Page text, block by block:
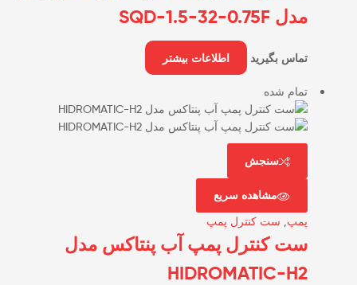
مدل SQD-1.5-32-0.75F
تماس بگیرید اطلاعات بیشتر
تمام شده
سنجش
مشاهده سریع
پمپ ست کنترل پمپ
ست کنترل پمپ آب پنتاکس مدل
HIDROMATIC-H2